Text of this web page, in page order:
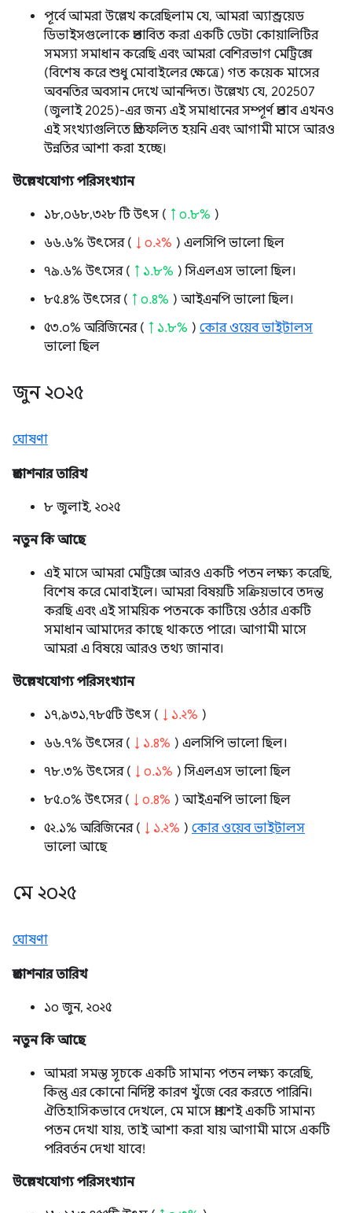
পূর্বে আমরা উল্লেখ করেছিলাম যে, আমরা অ্যান্ড্রয়েড
ডিভাইসগুলোকে প্রভাবিত করা একটি ডেটা কোয়ালিটির
সমস্যা সমাধান করেছি এবং আমরা বেশিরভাগ মেট্রিক্সে
(বিশেষ করে শুধু মোবাইলের ক্ষেত্রে) গত কয়েক মাসের
অবনতির অবসান দেখে আনন্দিত। উল্লেখ্য যে, 202507
(জুলাই 2025)-এর জন্য এই সমাধানের সম্পূর্ণ প্রভাব এখনও
এই সংখ্যাগুলিতে প্রতিফলিত হয়নি এবং আগামী মাসে আরও
উন্নতির আশা করা হচ্ছে।
উল্লেখযোগ্য পরিসংখ্যান
১৮,০৬৮,৩২৮ টি উৎস ( ↑ ০.৮% )
৬৬.৬% উৎসের ( ↓ ০.২% ) এলসিপি ভালো ছিল
৭৯.৬% উৎসের ( ↑ ১.৮% ) সিএলএস ভালো ছিল।
৮৫.৪% উৎসের ( ↑ ০.৪% ) আইএনপি ভালো ছিল।
৫৩.০% অরিজিনের ( ↑ ১.৮% ) কোর ওয়েব ভাইটালস
ভালো ছিল
জুন ২০২৫
ঘোষণা
প্রকাশনার তারিখ
৮ জুলাই, ২০২৫
নতুন কি আছে
এই মাসে আমরা মেট্রিক্সে আরও একটি পতন লক্ষ্য করেছি,
বিশেষ করে মোবাইলে। আমরা বিষয়টি সক্রিয়ভাবে তদন্ত
করছি এবং এই সাময়িক পতনকে কাটিয়ে ওঠার একটি
সমাধান আমাদের কাছে থাকতে পারে। আগামী মাসে
আমরা এ বিষয়ে আরও তথ্য জানাব।
উল্লেখযোগ্য পরিসংখ্যান
১৭,৯৩১,৭৮৫টি উৎস ( ↓ ১.২% )
৬৬.৭% উৎসের ( ↓ ১.৪% ) এলসিপি ভালো ছিল।
৭৮.৩% উৎসের ( ↓ ০.১% ) সিএলএস ভালো ছিল
৮৫.০% উৎসের ( ↓ ০.৪% ) আইএনপি ভালো ছিল
৫২.১% অরিজিনের ( ↓ ১.২% ) কোর ওয়েব ভাইটালস
ভালো আছে
মে ২০২৫
ঘোষণা
প্রকাশনার তারিখ
১০ জুন, ২০২৫
নতুন কি আছে
আমরা সমস্ত সূচকে একটি সামান্য পতন লক্ষ্য করেছি,
কিন্তু এর কোনো নির্দিষ্ট কারণ খুঁজে বের করতে পারিনি।
ঐতিহাসিকভাবে দেখলে, মে মাসে প্রায়শই একটি সামান্য
পতন দেখা যায়, তাই আশা করা যায় আগামী মাসে একটি
পরিবর্তন দেখা যাবে!
উল্লেখযোগ্য পরিসংখ্যান